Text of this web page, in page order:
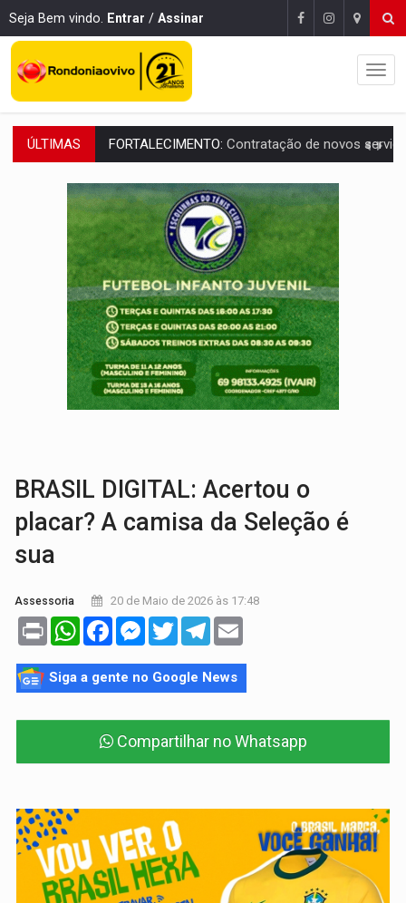
Seja Bem vindo. Entrar / Assinar
ÚLTIMAS URGENTE:Condutor de carro avança cruzamento e deixa
'OS OLHOS DO BRASIL':Emanuel Neri transforma indignação e esperança em
SOB INVESTIGAÇÃO:Dentista de PVH é denunciado por transmitir HIV
ESQUEMA DE FRAUDES:Polícia Civil deflagra a terceira fase da
ASSESSOR FLAGRADO:Empresa e ONG que recebeu R$ 12 mi em emendas
INFLUENCIARIA ELEIÇÕES:Justiça Eleitoral manda tirar vídeo com suposta
CONEXÃO RONDONIAOVIVO:Marcio Barreto, pres. da ABAV-RO, alerta sobre golpes
DA RECICLAGEM AO SUCESSO:A trajetória de superação de
BRASIL DIGITAL: Acertou o
placar? A camisa da Seleção é
sua
Assessoria 20 de Maio de 2026 às 17:48
Print WhatsAppFacebookMessenger
TwitterTelegram
Siga a gente no Google News
Compartilhar no Whatsapp